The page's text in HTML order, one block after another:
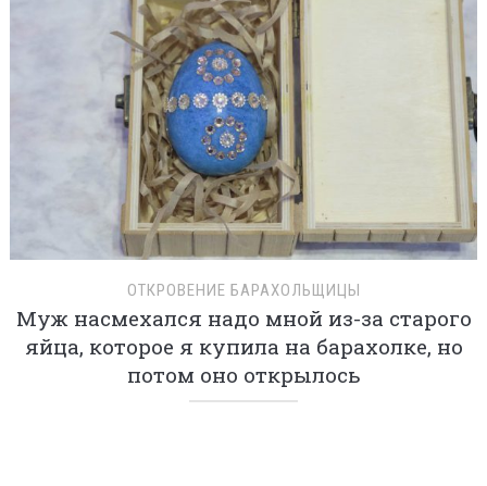
ОТКРОВЕНИЕ БАРАХОЛЬЩИЦЫ
Муж насмехался надо мной из-за старого
яйца, которое я купила на барахолке, но
потом оно открылось